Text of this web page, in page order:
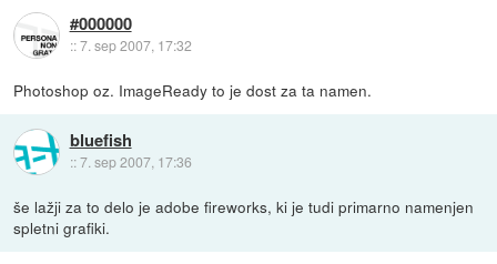
#000000
::7. sep 2007, 17:32
Photoshop oz. ImageReady to je dost za ta namen.
bluefish
::7. sep 2007, 17:36
še lažji za to delo je adobe fireworks, ki je tudi primarno namenjen
spletni grafiki.